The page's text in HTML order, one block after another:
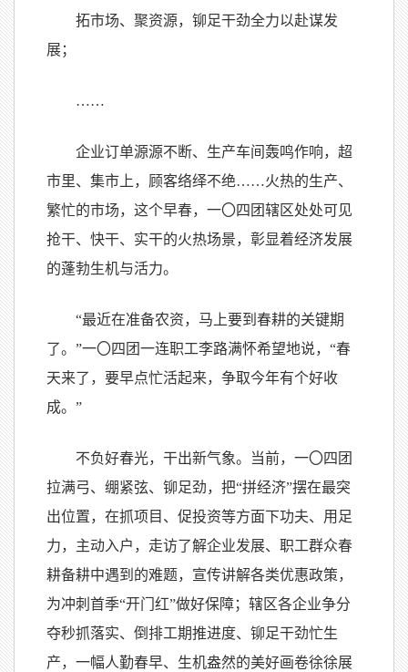
拓市场、聚资源，铆足干劲全力以赴谋发
展；
……
企业订单源源不断、生产车间轰鸣作响，超
市里、集市上，顾客络绎不绝……火热的生产、
繁忙的市场，这个早春，一〇四团辖区处处可见
抢干、快干、实干的火热场景，彰显着经济发展
的蓬勃生机与活力。
“最近在准备农资，马上要到春耕的关键期
了。”一〇四团一连职工李路满怀希望地说，“春
天来了，要早点忙活起来，争取今年有个好收
成。”
不负好春光，干出新气象。当前，一〇四团
拉满弓、绷紧弦、铆足劲，把“拼经济”摆在最突
出位置，在抓项目、促投资等方面下功夫、用足
力，主动入户，走访了解企业发展、职工群众春
耕备耕中遇到的难题，宣传讲解各类优惠政策，
为冲刺首季“开门红”做好保障；辖区各企业争分
夺秒抓落实、倒排工期推进度、铆足干劲忙生
产，一幅人勤春早、生机盎然的美好画卷徐徐展